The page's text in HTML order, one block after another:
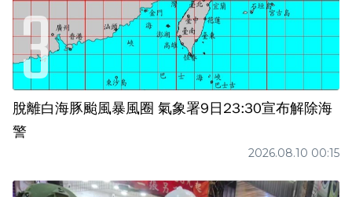
脫離白海豚颱風暴風圈 氣象署9日23:30宣布解除海
警
2026.08.10 00:15